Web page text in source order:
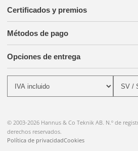
Certificados y premios
Métodos de pago
Opciones de entrega
© 2003-2026 Hannus & Co Teknik AB. N.º de
derechos reservados.
Política de privacidadCookies